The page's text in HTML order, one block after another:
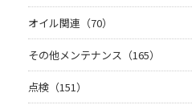
オイル関連（70）
その他メンテナンス（165）
点検（151）